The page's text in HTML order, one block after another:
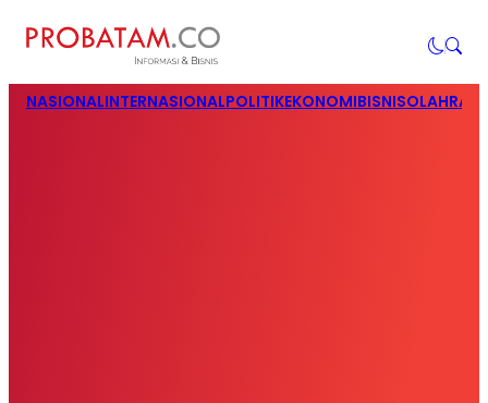
NASIONALINTERNASIONALPOLITIKEKONOMIBISNIS